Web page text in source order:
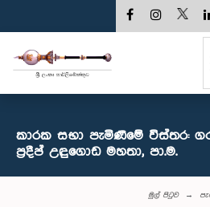
කාරක සභා පැමිණීමේ විස්තර:
ප්‍රදීප් උඳුගොඩ මහතා, පා.ම.
මුල් පිටුව